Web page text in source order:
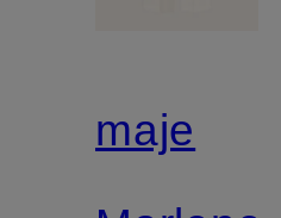
maje